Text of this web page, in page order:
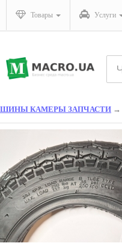
Товары Услуги
ШИНЫ КАМЕРЫ ЗАПЧАСТИ →